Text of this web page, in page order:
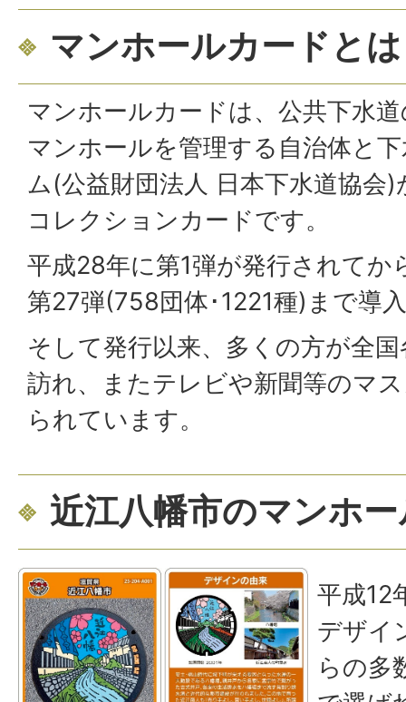
マンホールカードとは
マンホールカードは、公共下水
マンホールを管理する自治体と
ム(公益財団法人 日本下水道協会
コレクションカードです。
平成28年に第1弾が発行されてか
第27弾(758団体･1221種)まで導
そして発行以来、多くの方が全
訪れ、またテレビや新聞等のマ
られています。
近江八幡市のマンホ
平成12
デザイ
らの多